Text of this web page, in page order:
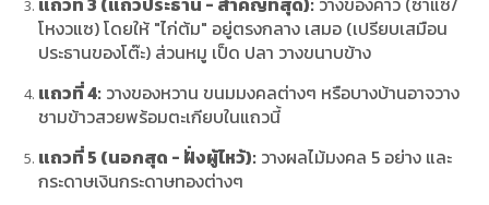
โหงวแซ) โดยให้ "ไก่ต้ม" อยู่ตรงกลาง เสมอ (เปรียบเสมือน
ประธานของโต๊ะ) ส่วนหมู เป็ด ปลา วางขนาบข้าง
แถวที่ 4: วางของหวาน ขนมมงคลต่างๆ หรือบางบ้านอาจวาง
ชามข้าวสวยพร้อมตะเกียบในแถวนี้
แถวที่ 5 (นอกสุด - ฝั่งผู้ไหว้): วางผลไม้มงคล 5 อย่าง และ
กระดาษเงินกระดาษทองต่างๆ